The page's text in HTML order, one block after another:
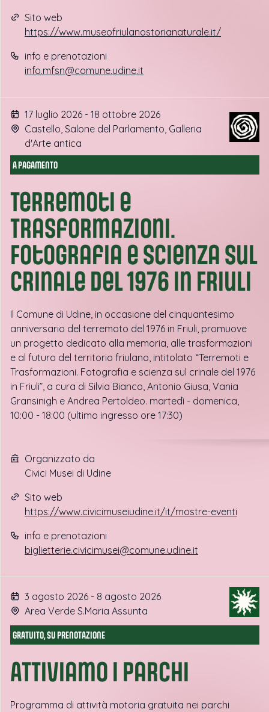
Sito web
https://www.museofriulanostorianaturale.it/
info e prenotazioni
info.mfsn@comune.udine.it
17 luglio 2026 - 18 ottobre 2026
Castello, Salone del Parlamento, Galleria
d'Arte antica
A PAGAMENTO
Terremoti e
Trasformazioni.
Fotografia e scienza sul
crinale del 1976 in Friuli
Il Comune di Udine, in occasione del cinquantesimo
anniversario del terremoto del 1976 in Friuli, promuove
un progetto dedicato alla memoria, alle trasformazioni
e al futuro del territorio friulano, intitolato “Terremoti e
Trasformazioni. Fotografia e scienza sul crinale del 1976
in Friuli”, a cura di Silvia Bianco, Antonio Giusa, Vania
Gransinigh e Andrea Pertoldeo. martedì - domenica,
10:00 - 18:00 (ultimo ingresso ore 17:30)
Organizzato da
Civici Musei di Udine
Sito web
https://www.civicimuseiudine.it/it/mostre-eventi
info e prenotazioni
biglietterie.civicimusei@comune.udine.it
3 agosto 2026 - 8 agosto 2026
Area Verde S.Maria Assunta
GRATUITO, SU PRENOTAZIONE
ATTIVIamo i parchi
Programma di attività motoria gratuita nei parchi